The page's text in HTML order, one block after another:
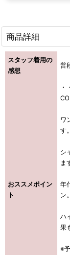
商品詳細
スタッフ着用の
感想
普
おススメポイン
ト
ワ
す。
シ
ま
年
ン。
ハ
果
※